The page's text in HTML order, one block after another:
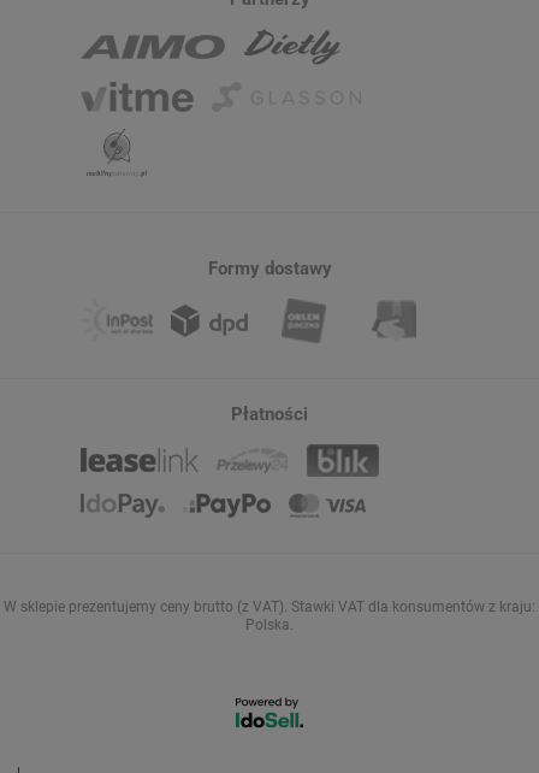
Formy dostawy
Płatności
W sklepie prezentujemy ceny brutto (z VAT). Stawki VAT dla konsumentów z kraju:
Polska